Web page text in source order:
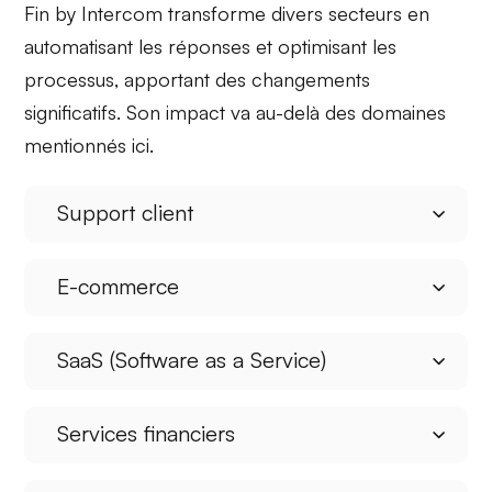
Fin by Intercom transformedivers secteurs en
automatisant les réponses et optimisant les
processus, apportant des changements
significatifs. Son impact va au-delà des domaines
mentionnés ici.
Support client
E-commerce
SaaS (Software as a Service)
Services financiers